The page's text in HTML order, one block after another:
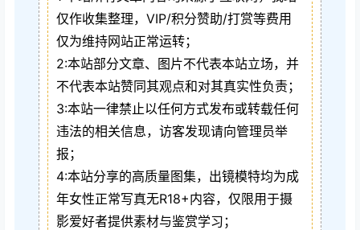
仅作收集整理，VIP/积分赞助/打赏等费用
仅为维持网站正常运转；
2:本站部分文章、图片不代表本站立场，并
不代表本站赞同其观点和对其真实性负责；
3:本站一律禁止以任何方式发布或转载任何
违法的相关信息，访客发现请向管理员举
报；
4:本站分享的高质量图集，出镜模特均为成
年女性正常写真无R18+内容，仅限用于摄
影爱好者提供素材与鉴赏学习；